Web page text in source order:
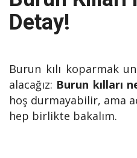
Detay!
Burun kılı koparmak
alacağız: Burun kılları
hoş durmayabilir, ama
hep birlikte bakalım.